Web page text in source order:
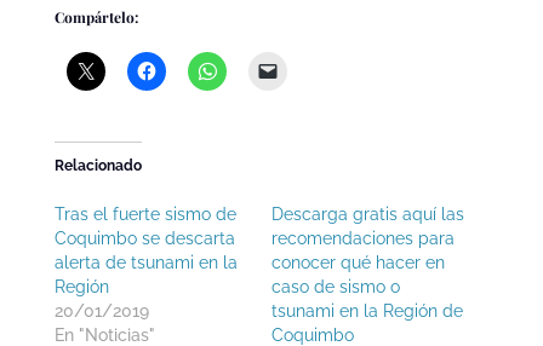
Compártelo:
Relacionado
Tras el fuerte sismo de
Coquimbo se descarta
alerta de tsunami en la
Región
20/01/2019
En "Noticias"
Descarga gratis aquí las
recomendaciones para
conocer qué hacer en
caso de sismo o
tsunami en la Región de
Coquimbo